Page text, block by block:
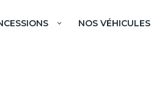
NOS VÉHICULES